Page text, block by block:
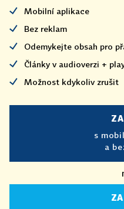
Mobilní aplikace
Bez reklam
Odemykejte obsah pro
Články v audioverzi +
Možnost kdykoliv zrušit
s
a